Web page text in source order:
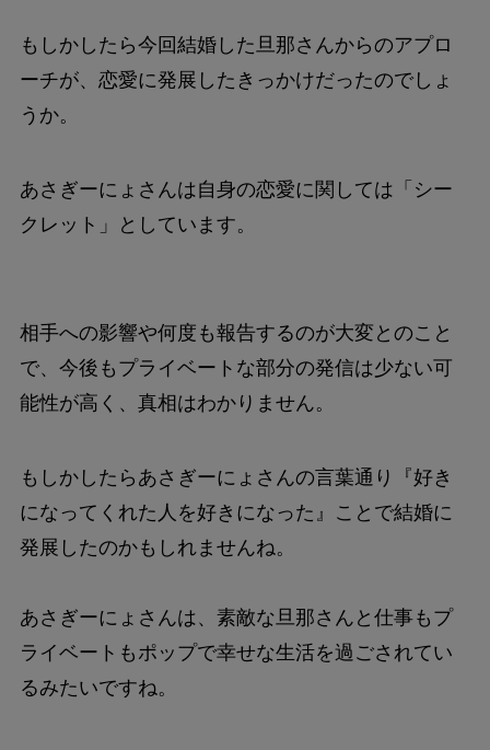
もしかしたら今回結婚した旦那さんからのアプロ
ーチが、恋愛に発展したきっかけだったのでしょ
うか。
あさぎーにょさんは自身の恋愛に関しては「シー
クレット」としています。
相手への影響や何度も報告するのが大変とのこと
で、今後もプライベートな部分の発信は少ない可
能性が高く、真相はわかりません。
もしかしたらあさぎーにょさんの言葉通り『好き
になってくれた人を好きになった』ことで結婚に
発展したのかもしれませんね。
あさぎーにょさんは、素敵な旦那さんと仕事もプ
ライベートもポップで幸せな生活を過ごされてい
るみたいですね。